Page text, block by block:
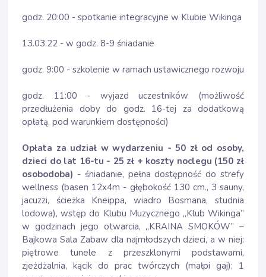
godz. 20:00 - spotkanie integracyjne w Klubie Wikinga
13.03.22 - w godz. 8-9 śniadanie
godz. 9:00 - szkolenie w ramach ustawicznego rozwoju
godz. 11:00 - wyjazd uczestników (możliwość
przedłużenia doby do godz. 16-tej za dodatkową
opłatą, pod warunkiem dostępności)
Opłata za udział w wydarzeniu - 50 zł od osoby,
dzieci do lat 16-tu - 25 zł + koszty noclegu (150 zł
osobodoba) - śniadanie, pełna dostępność do strefy
wellness (basen 12x4m - głębokość 130 cm., 3 sauny,
jacuzzi, ścieżka Kneippa, wiadro Bosmana, studnia
lodowa), wstęp do Klubu Muzycznego „Klub Wikinga”
w godzinach jego otwarcia, „KRAINA SMOKÓW” –
Bajkowa Sala Zabaw dla najmłodszych dzieci, a w niej:
piętrowe tunele z przeszklonymi podstawami,
zjeżdżalnia, kącik do prac twórczych (małpi gaj); 1